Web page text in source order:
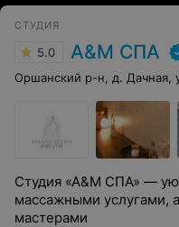
СТУДИЯ
5.0 А&М СПА
Оршанский р-н, д. Дачная,
Студия «А&М СПА» —
массажными услугами,
мастерами